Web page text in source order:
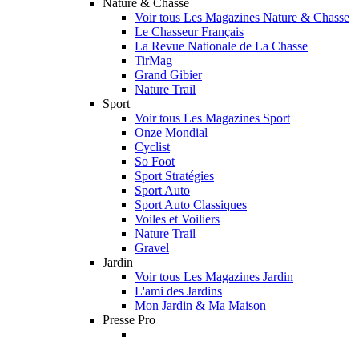
Nature & Chasse
Voir tous Les Magazines Nature & Chasse
Le Chasseur Français
La Revue Nationale de La Chasse
TirMag
Grand Gibier
Nature Trail
Sport
Voir tous Les Magazines Sport
Onze Mondial
Cyclist
So Foot
Sport Stratégies
Sport Auto
Sport Auto Classiques
Voiles et Voiliers
Nature Trail
Gravel
Jardin
Voir tous Les Magazines Jardin
L'ami des Jardins
Mon Jardin & Ma Maison
Presse Pro